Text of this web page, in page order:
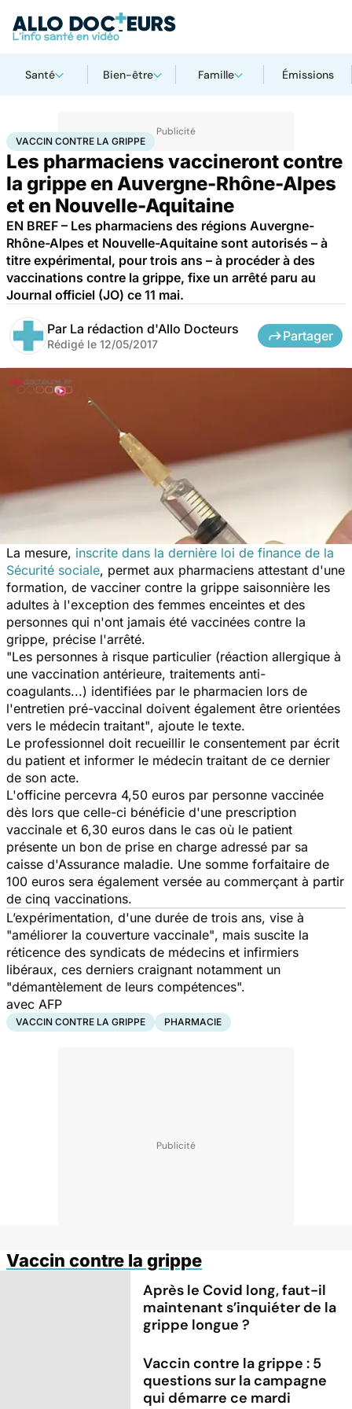
Santé Bien-être Famille Émissions
AccueilSantéMédicamentsVaccin contre la grippe
VACCIN CONTRE LA GRIPPE
Les pharmaciens vaccineront contre
la grippe en Auvergne-Rhône-Alpes
et en Nouvelle-Aquitaine
EN BREF – Les pharmaciens des régions Auvergne-
Rhône-Alpes et Nouvelle-Aquitaine sont autorisés – à
titre expérimental, pour trois ans – à procéder à des
vaccinations contre la grippe, fixe un arrêté paru au
Journal officiel (JO) ce 11 mai.
Par La rédaction d'Allo Docteurs
Rédigé le 12/05/2017
Partager
La mesure, inscrite dans la dernière loi de finance de la
Sécurité sociale, permet aux pharmaciens attestant d'une
formation, de vacciner contre la grippe saisonnière les
adultes à l'exception des femmes enceintes et des
personnes qui n'ont jamais été vaccinées contre la
grippe, précise l'arrêté.
"Les personnes à risque particulier (réaction allergique à
une vaccination antérieure, traitements anti-
coagulants...) identifiées par le pharmacien lors de
l'entretien pré-vaccinal doivent également être orientées
vers le médecin traitant", ajoute le texte.
Le professionnel doit recueillir le consentement par écrit
du patient et informer le médecin traitant de ce dernier
de son acte.
L'officine percevra 4,50 euros par personne vaccinée
dès lors que celle-ci bénéficie d'une prescription
vaccinale et 6,30 euros dans le cas où le patient
présente un bon de prise en charge adressé par sa
caisse d'Assurance maladie. Une somme forfaitaire de
100 euros sera également versée au commerçant à partir
de cinq vaccinations.
L’expérimentation, d'une durée de trois ans, vise à
"améliorer la couverture vaccinale", mais suscite la
réticence des syndicats de médecins et infirmiers
libéraux, ces derniers craignant notamment un
"démantèlement de leurs compétences".
avec AFP
VACCIN CONTRE LA GRIPPE PHARMACIE
Vaccin contre la grippe
Après le Covid long, faut-il
maintenant s’inquiéter de la
grippe longue ?
Vaccin contre la grippe : 5
questions sur la campagne
qui démarre ce mardi